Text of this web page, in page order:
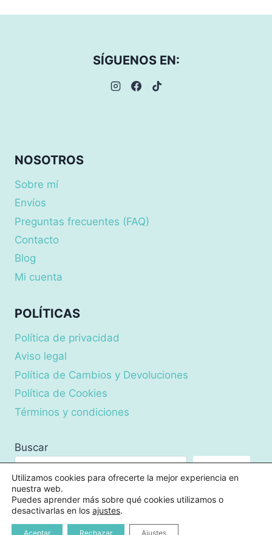
SÍGUENOS EN:
NOSOTROS
Sobre mí
Envíos
Preguntas frecuentes (FAQ)
Contacto
Blog
Mi cuenta
POLÍTICAS
Política de privacidad
Aviso legal
Política de Cambios y Devoluciones
Política de Cookies
Términos y condiciones
Buscar
© 2026 Claves de Luz
Utilizamos cookies para ofrecerte la mejor experiencia en
nuestra web.
Puedes aprender más sobre qué cookies utilizamos o
desactivarlas en los ajustes.
Aceptar Rechazar Ajustes